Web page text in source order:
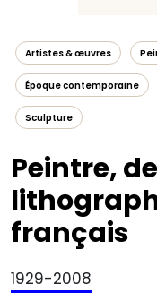
Artistes & œuvres
Époque contemporaine
Sculpture
Peintre,
français
1929-2008